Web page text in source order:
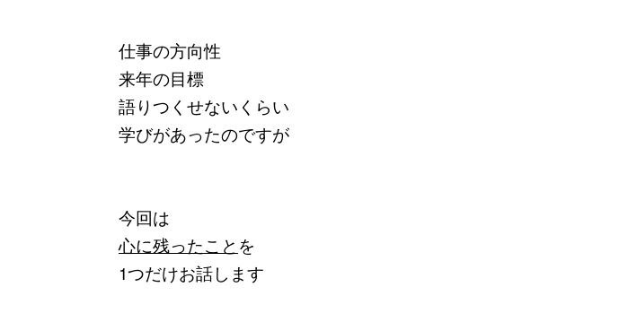
仕事の方向性
来年の目標
語りつくせないくらい
学びがあったのですが
今回は
心に残ったこと を
1つだけお話します